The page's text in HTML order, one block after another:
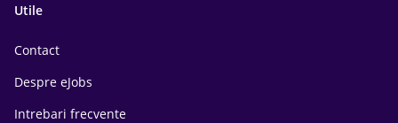
Utile
Contact
Despre eJobs
Intrebari frecvente